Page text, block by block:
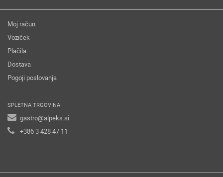
Moj račun
Voziček
Plačila
Dostava
Pogoji poslovanja
SPLETNA TRGOVINA
gastro@alpeks.si
+386 3 428 47 11